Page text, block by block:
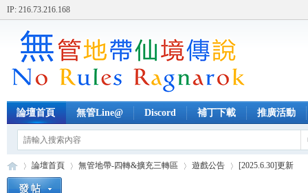
IP: 216.73.216.168
論壇首頁 無管Line@ Discord 補丁下載 推廣活動
論壇首頁 無管地帶-四轉&擴充三轉區 遊戲公告 [2025.6.30]更新